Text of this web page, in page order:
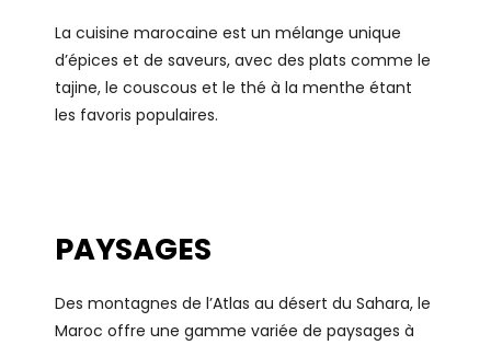
La cuisine marocaine est un mélange unique
d’épices et de saveurs, avec des plats comme le
tajine, le couscous et le thé à la menthe étant
les favoris populaires.
PAYSAGES
Des montagnes de l’Atlas au désert du Sahara, le
Maroc offre une gamme variée de paysages à